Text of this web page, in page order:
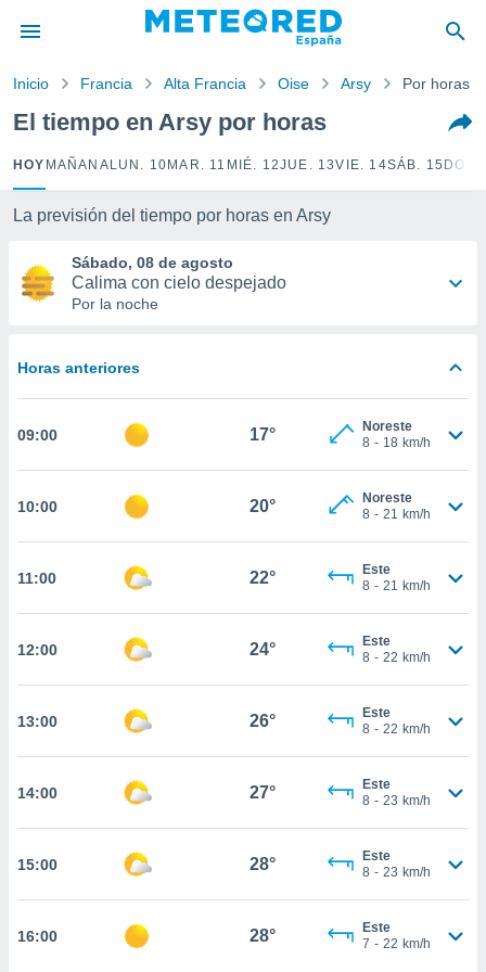
por
para
que se
calidad.
a este
y
digital
permite
seguir
coste.
a la
todas
nuestros
nos
análisis
perfil
y
en
CONFIGURACIÓN
Inicio Francia Alta Francia Oise Arsy Por horas
El tiempo en Arsy por horas
HOY MAÑANA LUN. 10 MAR. 11 MIÉ. 12JUE. 13VIE. 14SÁB. 15
La previsión del tiempo por horas en Arsy
Sábado, 08 de agosto
Calima con cielo despejado
Por la noche
Horas anteriores
09:00 17°
Noreste
8 - 18 km/h
10:00 20°
Noreste
8 - 21 km/h
11:00 22°
Este
8 - 21 km/h
12:00 24°
Este
8 - 22 km/h
13:00 26°
Este
8 - 22 km/h
14:00 27°
Este
8 - 23 km/h
15:00 28°
Este
8 - 23 km/h
16:00 28°
Este
7 - 22 km/h